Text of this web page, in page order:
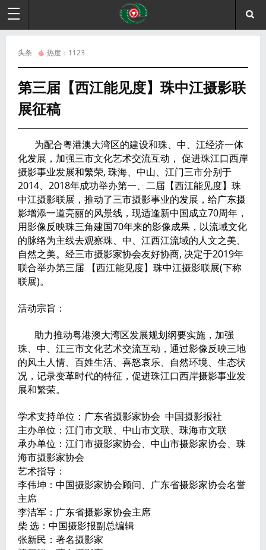
头条 热度： 1123
第三届【西江能见度】珠中江摄影联
展征稿
为配合粤港澳大湾区的建设和珠、中、江经济一体
化发展，加强三市文化艺术交流互动， 促进珠江口西岸
摄影事业发展和繁荣, 珠海、中山、江门三市分别于
2014、2018年成功举办第一、二届【西江能见度】珠
中江摄影联展，推动了三市摄影事业的发展，给广东摄
影增添一道亮丽的风景线，现适逢新中国成立70周年，
用影像反映珠三角建国70年来的影像成果，以流域文化
的脉络为主线去观察珠、中、江西江流域的人文之美、
自然之美。经三市摄影家协会友好协商, 决定于2019年
联合举办第三届 【西江能见度】珠中江摄影联展(下称
联展)。
活动宗旨：
助力推动粤港澳大湾区发展规划纲要实施，加强
珠、中、江三市文化艺术交流互动，通过影像反映三地
的风土人情、百姓生活、喜怒哀乐、自然环境、生态状
况，记录变革时代的特征，促进珠江口西岸摄影事业发
展和繁荣。
学术支持单位：广东省摄影家协会 中国摄影报社
主办单位：江门市文联、中山市文联、珠海市文联
承办单位：江门市摄影家协会、中山市摄影家协会、珠
海市摄影家协会
艺术指导：
李伟坤：中国摄影家协会顾问、广东省摄影家协会名誉
主席
李洁军：广东省摄影家协会主席
柴 选：中国摄影报副总编辑
张新民：著名摄影家